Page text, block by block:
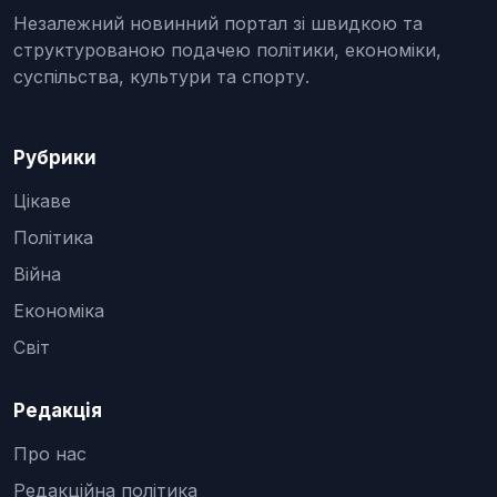
Незалежний новинний портал зі швидкою та
структурованою подачею політики, економіки,
суспільства, культури та спорту.
Рубрики
Цікаве
Політика
Війна
Економіка
Світ
Редакція
Про нас
Редакційна політика